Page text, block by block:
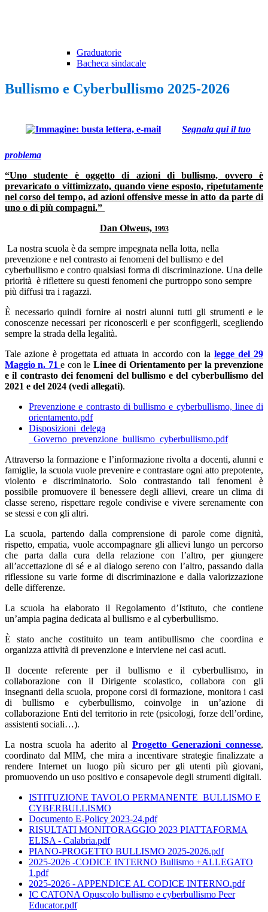
Graduatorie
Bacheca sindacale
Bullismo e Cyberbullismo 2025-2026
Segnala qui il tuo
problema
“Uno studente è oggetto di azioni di bullismo, ovvero è
prevaricato o vittimizzato, quando viene esposto, ripetutamente
nel corso del tempo, ad azioni offensive messe in atto da parte di
uno o di più compagni.”
Dan Olweus, 1993
La nostra scuola è da sempre impegnata nella lotta, nella
prevenzione e nel contrasto ai fenomeni del bullismo e del
cyberbullismo e contro qualsiasi forma di discriminazione. Una delle
priorità è riflettere su questi fenomeni che purtroppo sono sempre
più diffusi tra i ragazzi.
È necessario quindi fornire ai nostri alunni tutti gli strumenti e le
conoscenze necessari per riconoscerli e per sconfiggerli, scegliendo
sempre la strada della legalità.
Tale azione è progettata ed attuata in accordo con la legge del 29
Maggio n. 71 e con le Linee di Orientamento per la prevenzione
e il contrasto dei fenomeni del bullismo e del cyberbullismo del
2021 e del 2024 (vedi allegati).
Prevenzione e contrasto di bullismo e cyberbullismo, linee di
orientamento.pdf
Disposizioni_delega
_Governo_prevenzione_bullismo_cyberbullismo.pdf
Attraverso la formazione e l’informazione rivolta a docenti, alunni e
famiglie, la scuola vuole prevenire e contrastare ogni atto prepotente,
violento e discriminatorio. Solo contrastando tali fenomeni è
possibile promuovere il benessere degli allievi, creare un clima di
classe sereno, rispettare regole condivise e vivere serenamente con
se stessi e con gli altri.
La scuola, partendo dalla comprensione di parole come dignità,
rispetto, empatia, vuole accompagnare gli allievi lungo un percorso
che parta dalla cura della relazione con l’altro, per giungere
all’accettazione di sé e al dialogo sereno con l’altro, passando dalla
riflessione su varie forme di discriminazione e dalla valorizzazione
delle differenze.
La scuola ha elaborato il Regolamento d’Istituto, che contiene
un’ampia pagina dedicata al bullismo e al cyberbullismo.
È stato anche costituito un team antibullismo che coordina e
organizza attività di prevenzione e interviene nei casi acuti.
Il docente referente per il bullismo e il cyberbullismo, in
collaborazione con il Dirigente scolastico, collabora con gli
insegnanti della scuola, propone corsi di formazione, monitora i casi
di bullismo e cyberbullismo, coinvolge in un’azione di
collaborazione Enti del territorio in rete (psicologi, forze dell’ordine,
assistenti sociali…).
La nostra scuola ha aderito al Progetto Generazioni connesse,
coordinato dal MIM, che mira a incentivare strategie finalizzate a
rendere Internet un luogo più sicuro per gli utenti più giovani,
promuovendo un uso positivo e consapevole degli strumenti digitali.
ISTITUZIONE TAVOLO PERMANENTE BULLISMO E
CYBERBULLISMO
Documento E-Policy 2023-24.pdf
RISULTATI MONITORAGGIO 2023 PIATTAFORMA
ELISA - Calabria.pdf
PIANO-PROGETTO BULLISMO 2025-2026.pdf
2025-2026 -CODICE INTERNO Bullismo +ALLEGATO
1.pdf
2025-2026 - APPENDICE AL CODICE INTERNO.pdf
IC CATONA Opuscolo bullismo e cyberbullismo Peer
Educator.pdf